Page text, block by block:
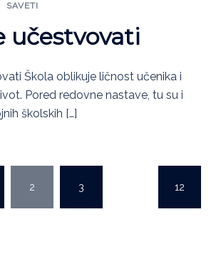
SAVETI
učestvovati
Škola oblikuje ličnost učenika i
Pored redovne nastave, tu su i
školskih […]
2 3 12